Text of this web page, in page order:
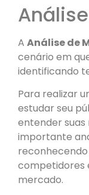
A Análise de
cenário em
identificando
Para realizar
estudar seu
entender suas
importante
reconhecendo
competidores
mercado.